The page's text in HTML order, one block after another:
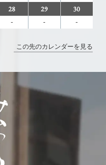
28 29 30
- - -
この先のカレンダーを見る